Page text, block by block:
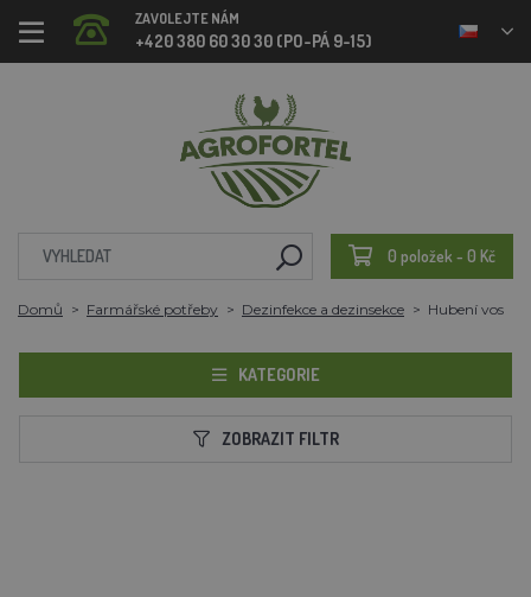
ZAVOLEJTE NÁM
+420 380 60 30 30 (PO-PÁ 9-15)
0 položek - 0 Kč
Domů Farmářské potřeby Dezinfekce a dezinsekce Hubení vos
KATEGORIE
ZOBRAZIT FILTR